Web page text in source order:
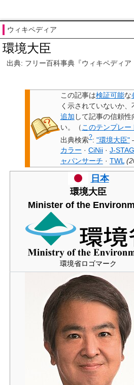
ウィキペディア
環境大臣
出典: フリー百科事典『ウィキペディ
この記事は検証可能な
く示されていないか、
追加 して記事の信頼
い。
（ このテンプレー
出典検索?: "環境大臣"
カラー · CiNii · J-
ャパンサーチ · TWL (
日本
環境大臣
Minister of the
環境省ロゴマーク